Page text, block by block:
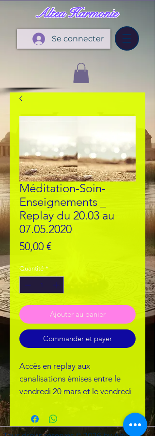
Altea Harmonie
Se connecter
Méditation-Soin-
Enseignements _
Replay du 20.03 au
07.05.2020
50,00 €Prix
Quantité *
Ajouter au panier
Commander et payer
Accès en replay aux
canalisations émises entre le
vendredi 20 mars et le vendredi
YouTube du Collectif du UN.
Ces "méditation-soin-